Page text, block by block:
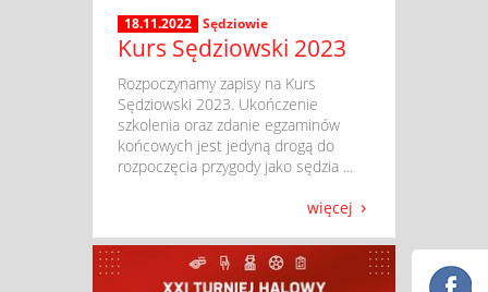
18.11.2022 Sędziowie
Kurs Sędziowski 2023
​ Rozpoczynamy zapisy na Kurs
Sędziowski 2023. Ukończenie
szkolenia oraz zdanie egzaminów
końcowych jest jedyną drogą do
rozpoczęcia przygody jako sędzia ...
więcej